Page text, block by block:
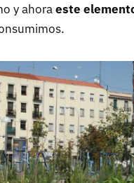
y ahoraeste